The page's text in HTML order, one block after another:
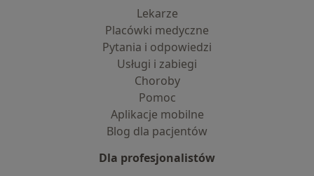
Lekarze
Placówki medyczne
Pytania i odpowiedzi
Usługi i zabiegi
Choroby
Pomoc
Aplikacje mobilne
Blog dla pacjentów
Dla profesjonalistów